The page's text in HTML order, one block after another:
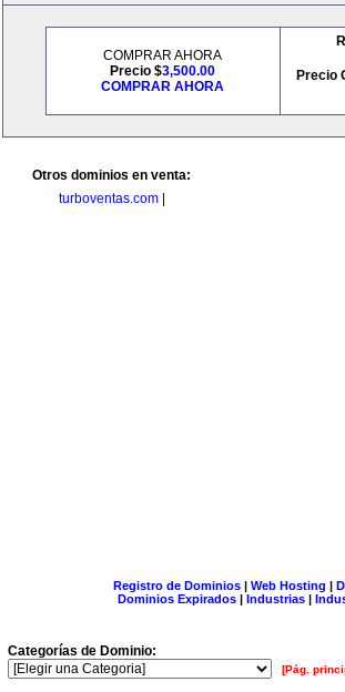
COMPRAR AHORA
Precio $3,500.00
COMPRAR AHORA
Precio
Otros dominios en venta:
turboventas.com|
Registro de Dominios| Web Hosting |
Dominios Expirados | Industrias |
Categorías de Dominio:
[Pág.